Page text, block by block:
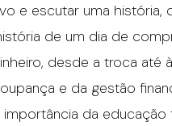
e escutar uma história,
de um dia de
desde a troca
e da gestão
da